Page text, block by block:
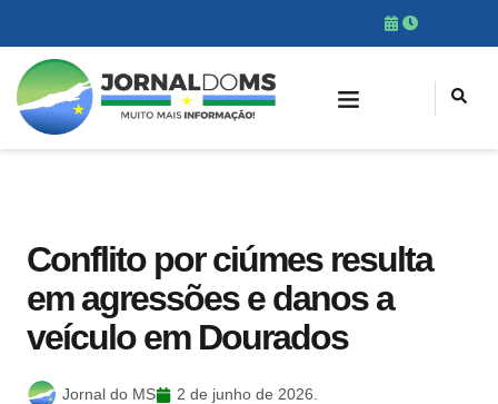
Conflito por ciúmes resulta
em agressões e danos a
veículo em Dourados
Jornal do MS 2 de junho de 2026.